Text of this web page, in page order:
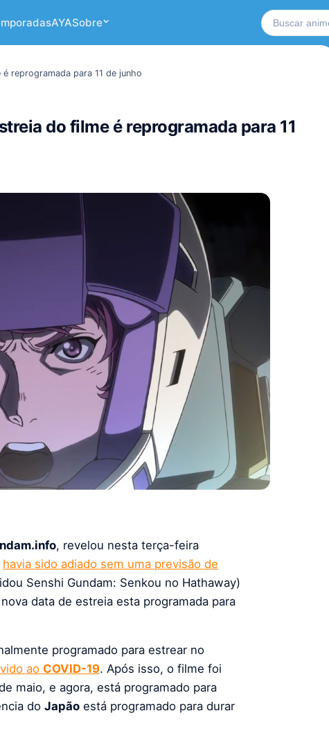
AYASobre Buscar no site
reprogramada para 11 de junho
do filme é reprogramada para 11
, revelou nesta terça-feira
havia sido adiado sem uma previsão de
Senshi Gundam: Senkou no Hathaway)
data de estreia esta programada para
programado para estrear no
ao COVID-19. Após isso, o filme foi
maio, e agora, está programado para
do Japão está programado para durar